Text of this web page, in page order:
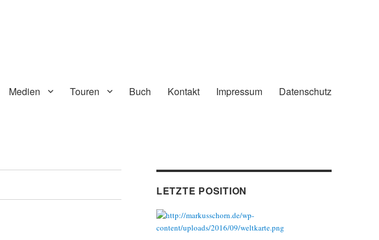
Medien Touren Buch Kontakt Impressum Datenschutz
LETZTE POSITION